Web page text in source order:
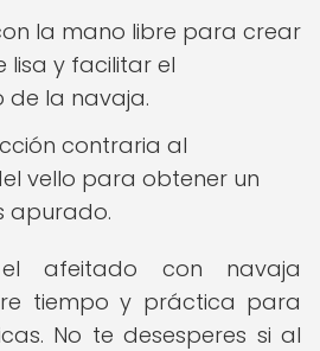
la mano libre para crear
lisa y facilitar el
de la navaja.
contraria al
vello para obtener un
apurado.
afeitado con navaja
tiempo y práctica para
No te desesperes si al